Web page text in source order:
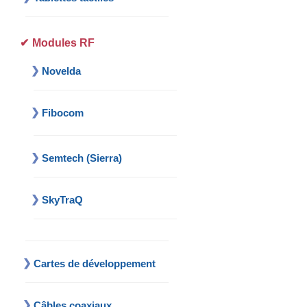
Modules RF
Novelda
Fibocom
Semtech (Sierra)
SkyTraQ
Cartes de développement